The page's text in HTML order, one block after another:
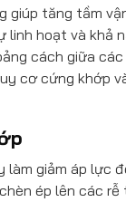
giúp tăng tầm
linh hoạt và khả
cách giữa
cơ cứng khớp
làm giảm áp lực
ép lên các